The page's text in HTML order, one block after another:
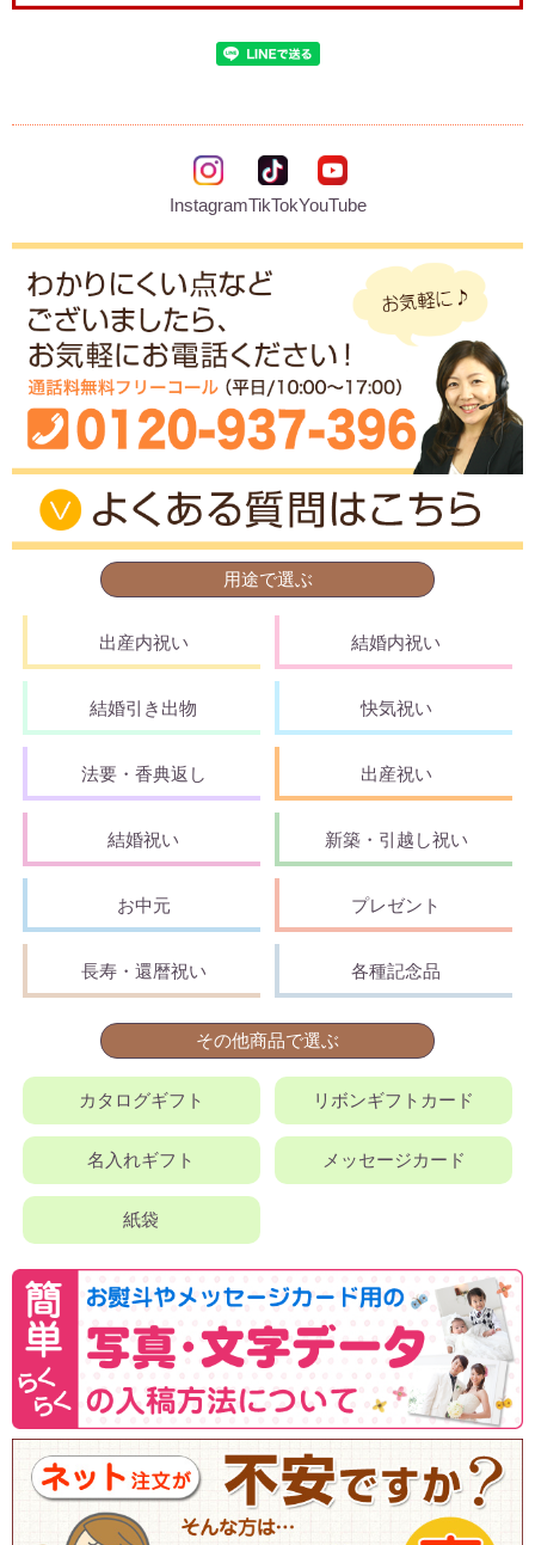
InstagramTikTokYouTube
用途で選ぶ
出産内祝い 結婚内祝い
結婚引き出物 快気祝い
法要・香典返し 出産祝い
結婚祝い 新築・引越し祝い
お中元 プレゼント
長寿・還暦祝い 各種記念品
その他商品で選ぶ
カタログギフト リボンギフトカード
名入れギフト メッセージカード
紙袋